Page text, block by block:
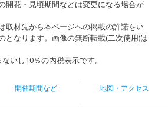
開花・見頃期間などは変更になる場合が
取材先から本ページへの掲載の許諾をい
となります。画像の無断転載(二次使用)は
いし10％の内税表示です。
開催期間など 地図・アクセス